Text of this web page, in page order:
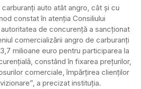
auto atât angro, cât şi cu
constat în atenţia Consiliului
de concurenţă a sancţionat
comercializării angro de carburanţi
milioane euro pentru participarea la
constând în fixarea preţurilor,
comerciale, împărţirea clienţilor
a precizat instituția.